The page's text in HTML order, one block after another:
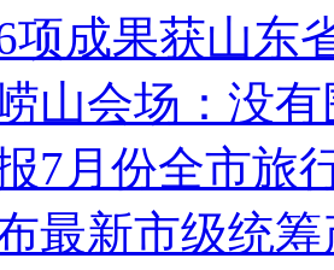
项成果获山东
山会场：没有
7月份全市旅
最新市级统